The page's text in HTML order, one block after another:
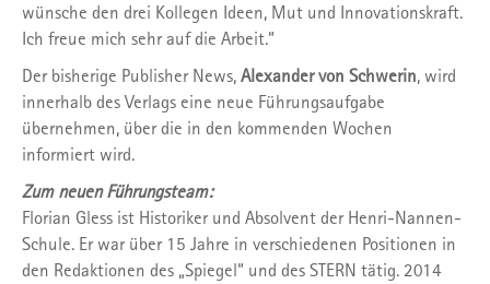
wünsche den drei Kollegen Ideen, Mut und Innovationskraft.
Ich freue mich sehr auf die Arbeit.“
Der bisherige Publisher News, Alexander von Schwerin, wird
innerhalb des Verlags eine neue Führungsaufgabe
übernehmen, über die in den kommenden Wochen
informiert wird.
Zum neuen Führungsteam:
Florian Gless ist Historiker und Absolvent der Henri-Nannen-
Schule. Er war über 15 Jahre in verschiedenen Positionen in
den Redaktionen des „Spiegel“ und des STERN tätig. 2014